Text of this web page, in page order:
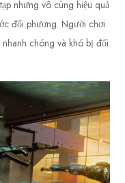
nhưng vô cùng hiệu quả
đối phương. Người chơi
nhanh chóng và khó bị đối